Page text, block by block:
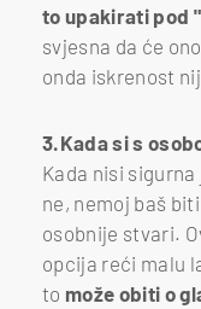
to upakirati pod
svjesna da će
onda iskrenost
3.Kada si s
Kada nisi
ne, nemoj baš
osobnije stvari.
opcija reći malu
to može obiti o